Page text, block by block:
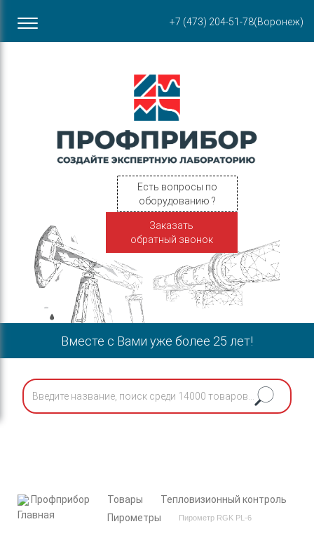
+7 (473) 204-51-78(Воронеж)
ул. Пирогова, 87Б
Есть вопросы по
оборудованию ?
Заказать
обратный звонок
Вместе с Вами уже более 25 лет!
Профприбор Товары
Тепловизионный контроль
Пирометры
Пирометр RGK PL-6